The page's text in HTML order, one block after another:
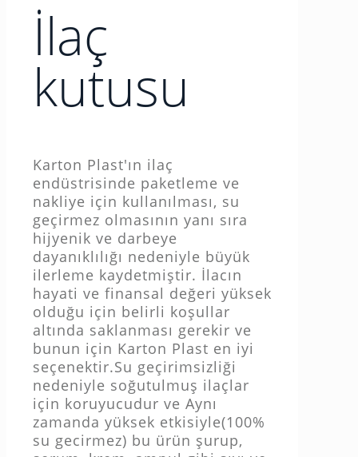
İlaç
kutusu
Karton Plast'ın ilaç
endüstrisinde paketleme ve
nakliye için kullanılması, su
geçirmez olmasının yanı sıra
hijyenik ve darbeye
dayanıklılığı nedeniyle büyük
ilerleme kaydetmiştir. İlacın
hayati ve finansal değeri yüksek
olduğu için belirli koşullar
altında saklanması gerekir ve
bunun için Karton Plast en iyi
seçenektir.Su geçirimsizliği
nedeniyle soğutulmuş ilaçlar
için koruyucudur ve Aynı
zamanda yüksek etkisiyle(100%
su gecirmez) bu ürün şurup,